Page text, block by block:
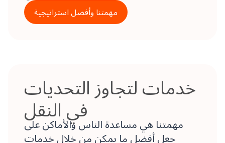
مهمتنا وأفضل استراتيجية
خدمات لتجاوز التحديات
في النقل
مهمتنا هي مساعدة الناس والأماكن على
جعل أفضل ما يمكن من خلال خدمات